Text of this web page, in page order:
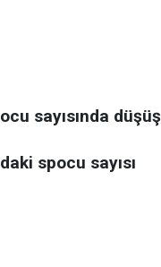
sayısında düşüş
spocu sayısı